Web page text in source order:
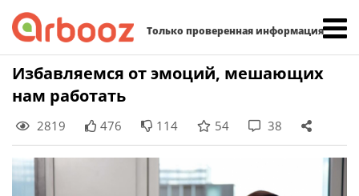
Только проверенная информация
Skip
content
Избавляемся от эмоций, мешающих
нам работать
2819 476 114 54 38
Найти: